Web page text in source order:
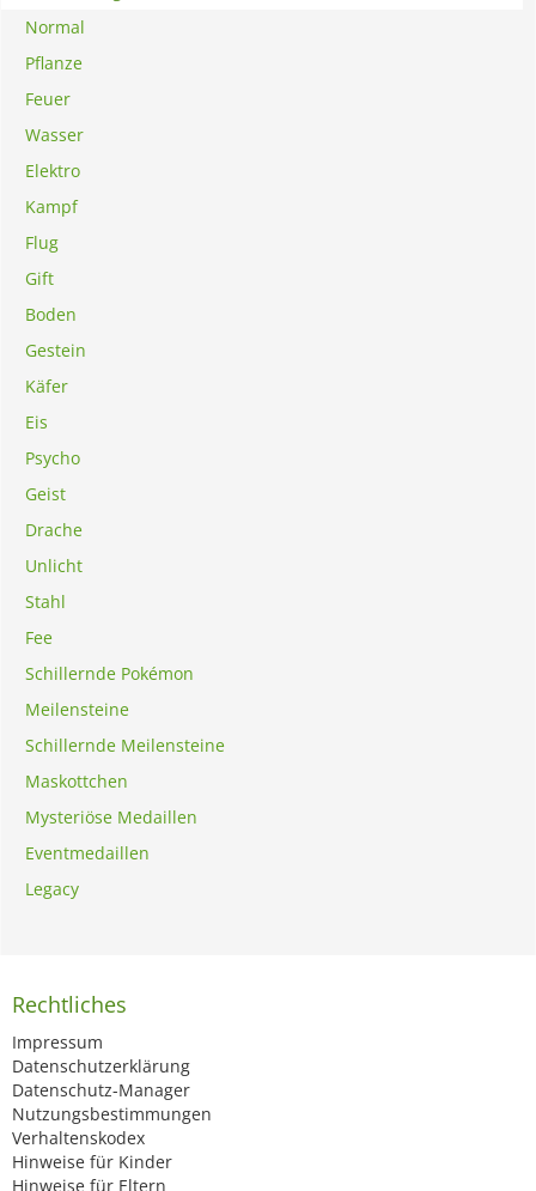
Normal
Pflanze
Feuer
Wasser
Elektro
Kampf
Flug
Gift
Boden
Gestein
Käfer
Eis
Psycho
Geist
Drache
Unlicht
Stahl
Fee
Schillernde Pokémon
Meilensteine
Schillernde Meilensteine
Maskottchen
Mysteriöse Medaillen
Eventmedaillen
Legacy
Rechtliches
Impressum
Datenschutzerklärung
Datenschutz-Manager
Nutzungsbestimmungen
Verhaltenskodex
Hinweise für Kinder
Hinweise für Eltern